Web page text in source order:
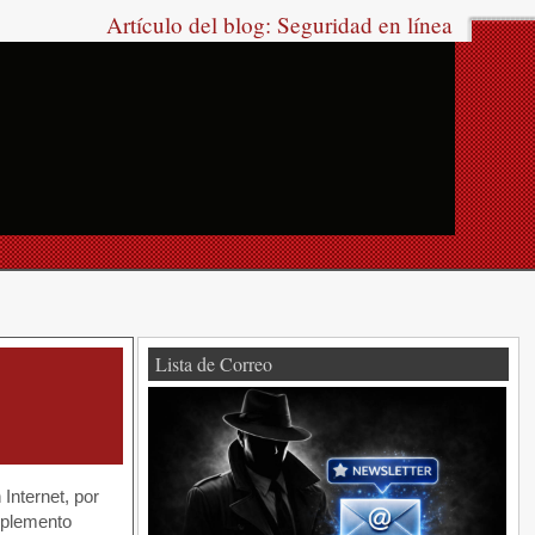
Artículo del blog: Seguridad en línea
por
Lista de Correo